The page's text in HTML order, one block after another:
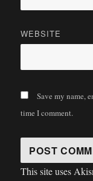
WEBSITE
Save my name,
time I comment.
This site uses